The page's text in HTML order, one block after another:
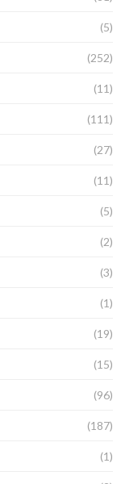
(5)
(252)
(11)
(111)
(27)
(11)
(5)
(2)
(3)
(1)
(19)
(15)
(96)
(187)
(1)